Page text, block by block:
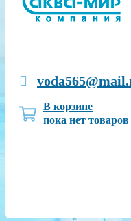
В корзине
пока нет товаров